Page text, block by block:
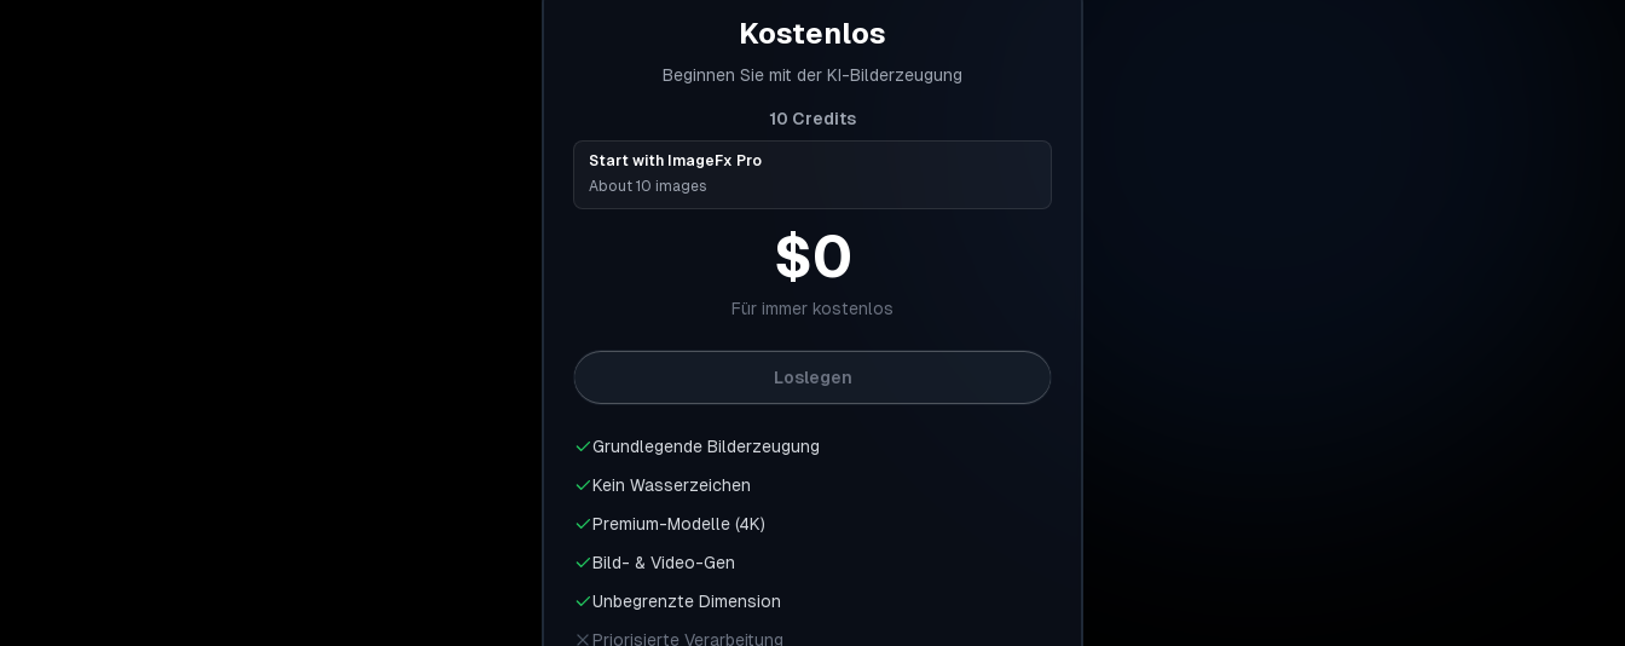
Kostenlos
Beginnen Sie mit der KI-Bilderzeugung
10 Credits
Start with ImageFx Pro
About 10 images
$0
Für immer kostenlos
Loslegen
Grundlegende Bilderzeugung
Kein Wasserzeichen
Premium-Modelle (4K)
Bild- & Video-Gen
Unbegrenzte Dimension
Priorisierte Verarbeitung